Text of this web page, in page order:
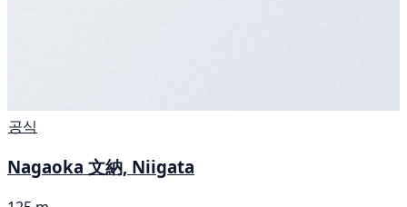
공식
Nagaoka 文納, Niigata